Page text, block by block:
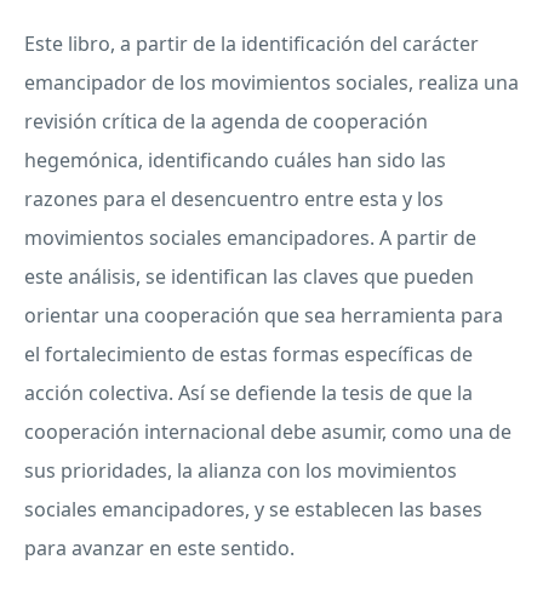
Este libro, a partir de la identificación del carácter
emancipador de los movimientos sociales, realiza una
revisión crítica de la agenda de cooperación
hegemónica, identificando cuáles han sido las
razones para el desencuentro entre esta y los
movimientos sociales emancipadores. A partir de
este análisis, se identifican las claves que pueden
orientar una cooperación que sea herramienta para
el fortalecimiento de estas formas específicas de
acción colectiva. Así se defiende la tesis de que la
cooperación internacional debe asumir, como una de
sus prioridades, la alianza con los movimientos
sociales emancipadores, y se establecen las bases
para avanzar en este sentido.